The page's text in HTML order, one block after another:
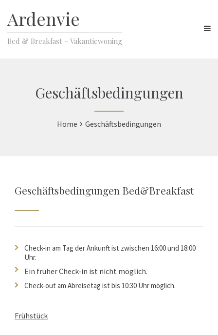
Ardenvie
Bed & Breakfast – Vakantiewoning
Geschäftsbedingungen
Home Geschäftsbedingungen
Geschäftsbedingungen Bed&Breakfast
Check-in am Tag der Ankunft ist zwischen 16:00 und 18:00
Uhr.
Ein früher Check-in ist nicht möglich.
Check-out am Abreisetag ist bis 10:30 Uhr möglich.
Frühstück